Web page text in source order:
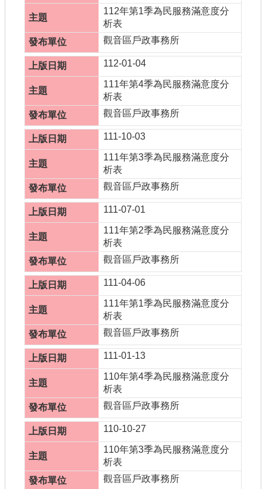
112年第1季為民服務滿意度分
析表
觀音區戶政事務所
112-01-04
111年第4季為民服務滿意度分
析表
觀音區戶政事務所
111-10-03
111年第3季為民服務滿意度分
析表
觀音區戶政事務所
111-07-01
111年第2季為民服務滿意度分
析表
觀音區戶政事務所
111-04-06
111年第1季為民服務滿意度分
析表
觀音區戶政事務所
111-01-13
110年第4季為民服務滿意度分
析表
觀音區戶政事務所
110-10-27
110年第3季為民服務滿意度分
析表
觀音區戶政事務所